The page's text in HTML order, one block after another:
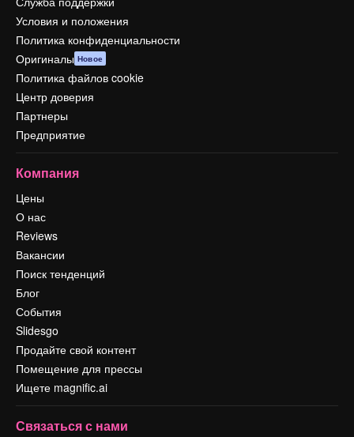
Условия и положения
Политика конфиденциальности
Оригиналы Новое
Политика файлов cookie
Центр доверия
Партнеры
Предприятие
Компания
Цены
О нас
Reviews
Вакансии
Поиск тенденций
Блог
События
Slidesgo
Продайте свой контент
Помещение для прессы
Ищете magnific.ai
Связаться с нами